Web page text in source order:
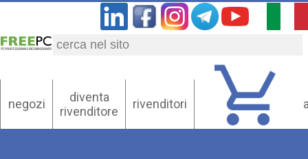
negozi
diventa
rivenditore
rivenditori